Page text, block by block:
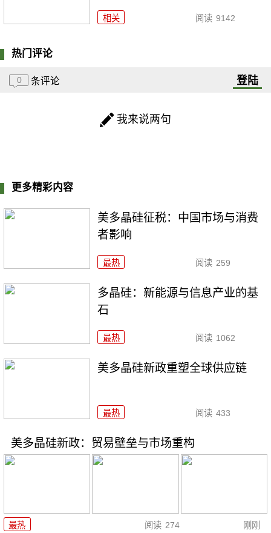
相关 阅读 9142
热门评论
0 条评论 登陆
我来说两句
更多精彩内容
美多晶硅征税：中国市场与消费
者影响
最热 阅读 259
多晶硅：新能源与信息产业的基
石
最热 阅读 1062
美多晶硅新政重塑全球供应链
最热 阅读 433
美多晶硅新政：贸易壁垒与市场重构
最热 阅读 274 刚刚